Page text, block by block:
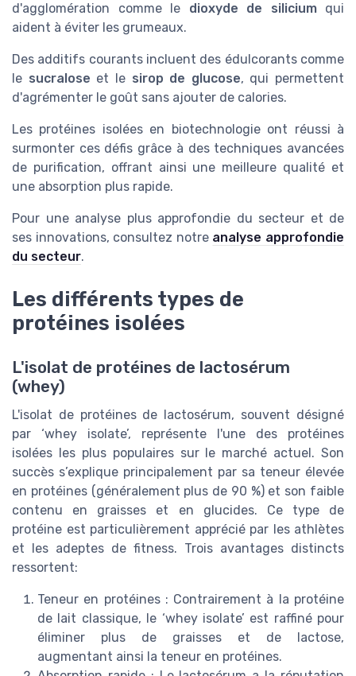
d'agglomération comme le dioxyde de siliciumqui
aident à éviter les grumeaux.
Des additifs courants incluent des édulcorants comme
le sucralose et le sirop de glucose, qui permettent
d'agrémenter le goût sans ajouter de calories.
Les protéines isolées en biotechnologie ont réussi à
surmonter ces défis grâce à des techniques avancées
de purification, offrant ainsi une meilleure qualité et
une absorption plus rapide.
Pour une analyse plus approfondie du secteur et de
ses innovations, consultez notre analyse approfondie
du secteur.
Les différents types de
protéines isolées
L'isolat de protéines de lactosérum
(whey)
L'isolat de protéines de lactosérum, souvent désigné
par ‘whey isolate’, représente l'une des protéines
isolées les plus populaires sur le marché actuel. Son
succès s’explique principalement par sa teneur élevée
en protéines (généralement plus de 90 %) et son faible
contenu en graisses et en glucides. Ce type de
protéine est particulièrement apprécié par les athlètes
et les adeptes de fitness. Trois avantages distincts
ressortent:
Teneur en protéines : Contrairement à la protéine
de lait classique, le ‘whey isolate’ est raffiné pour
éliminer plus de graisses et de lactose,
augmentant ainsi la teneur en protéines.